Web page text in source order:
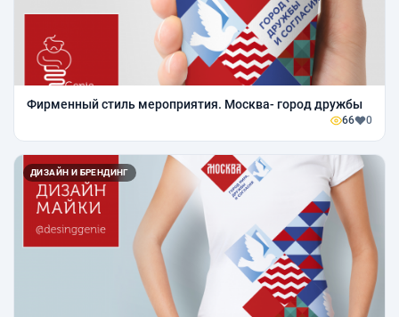
Фирменный стиль мероприятия. Москва- город дружбы
66 0
ДИЗАЙН И БРЕНДИНГ